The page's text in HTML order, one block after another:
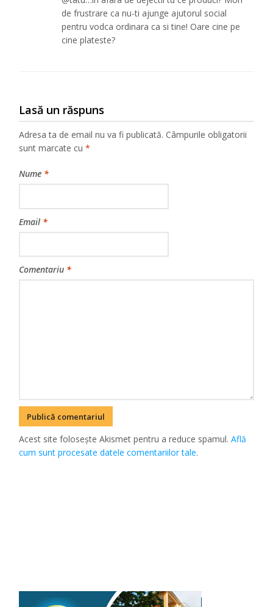
de frustrare ca nu-ti ajunge ajutorul social
pentru vodca ordinara ca si tine! Oare cine pe
cine plateste?
Lasă un răspuns
Adresa ta de email nu va fi publicată. Câmpurile obligatorii
sunt marcate cu*
Nume *
Email *
Comentariu *
Acest site folosește Akismet pentru a reduce spamul.Află
cum sunt procesate datele comentariilor tale.